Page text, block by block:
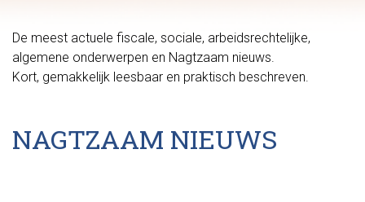
De meest actuele fiscale, sociale, arbeidsrechtelijke,
algemene onderwerpen en Nagtzaam nieuws.
Kort, gemakkelijk leesbaar en praktisch beschreven.
NAGTZAAM NIEUWS